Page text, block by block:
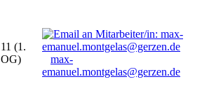
11 (1.
OG)
max-
emanuel.montgelas@gerzen.de